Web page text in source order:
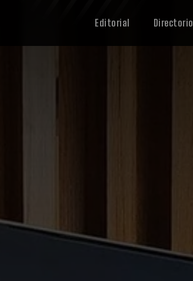
Editorial Directorio